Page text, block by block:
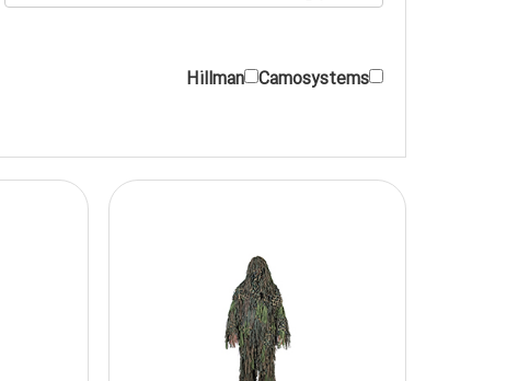
Camosystems
Hillman